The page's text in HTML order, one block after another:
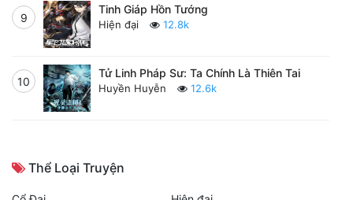
9
Tinh Giáp Hồn Tướng
Hiện đại 12.8k
10
Tử Linh Pháp Sư: Ta Chính Là Thiên Tai
Huyền Huyễn 12.6k
Thể Loại Truyện